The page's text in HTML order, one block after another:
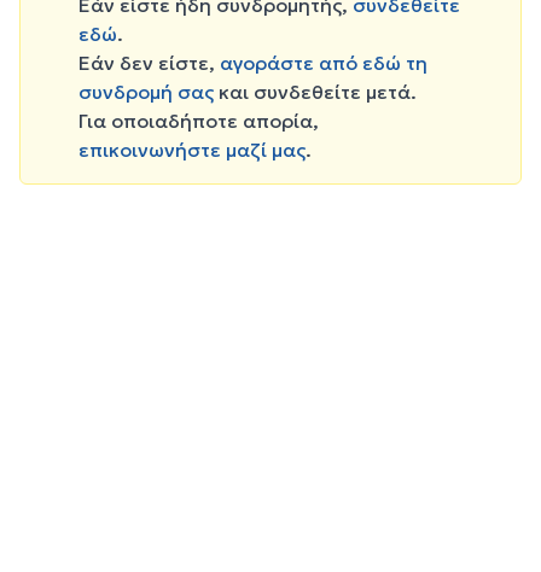
Εάν είστε ήδη συνδρομητής, συνδεθείτε
εδώ.
Εάν δεν είστε, αγοράστε από εδώ τη
συνδρομή σας και συνδεθείτε μετά.
Για οποιαδήποτε απορία,
επικοινωνήστε μαζί μας.